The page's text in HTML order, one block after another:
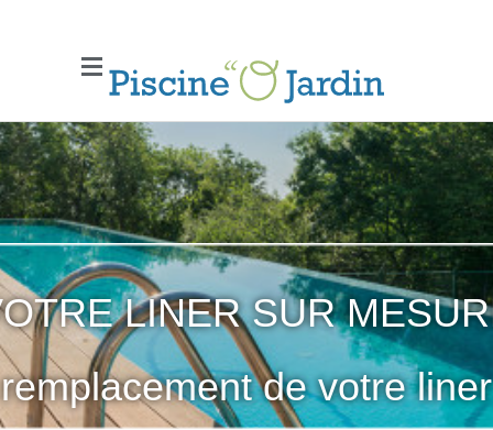
LINER SUR
remplacement de votre liner